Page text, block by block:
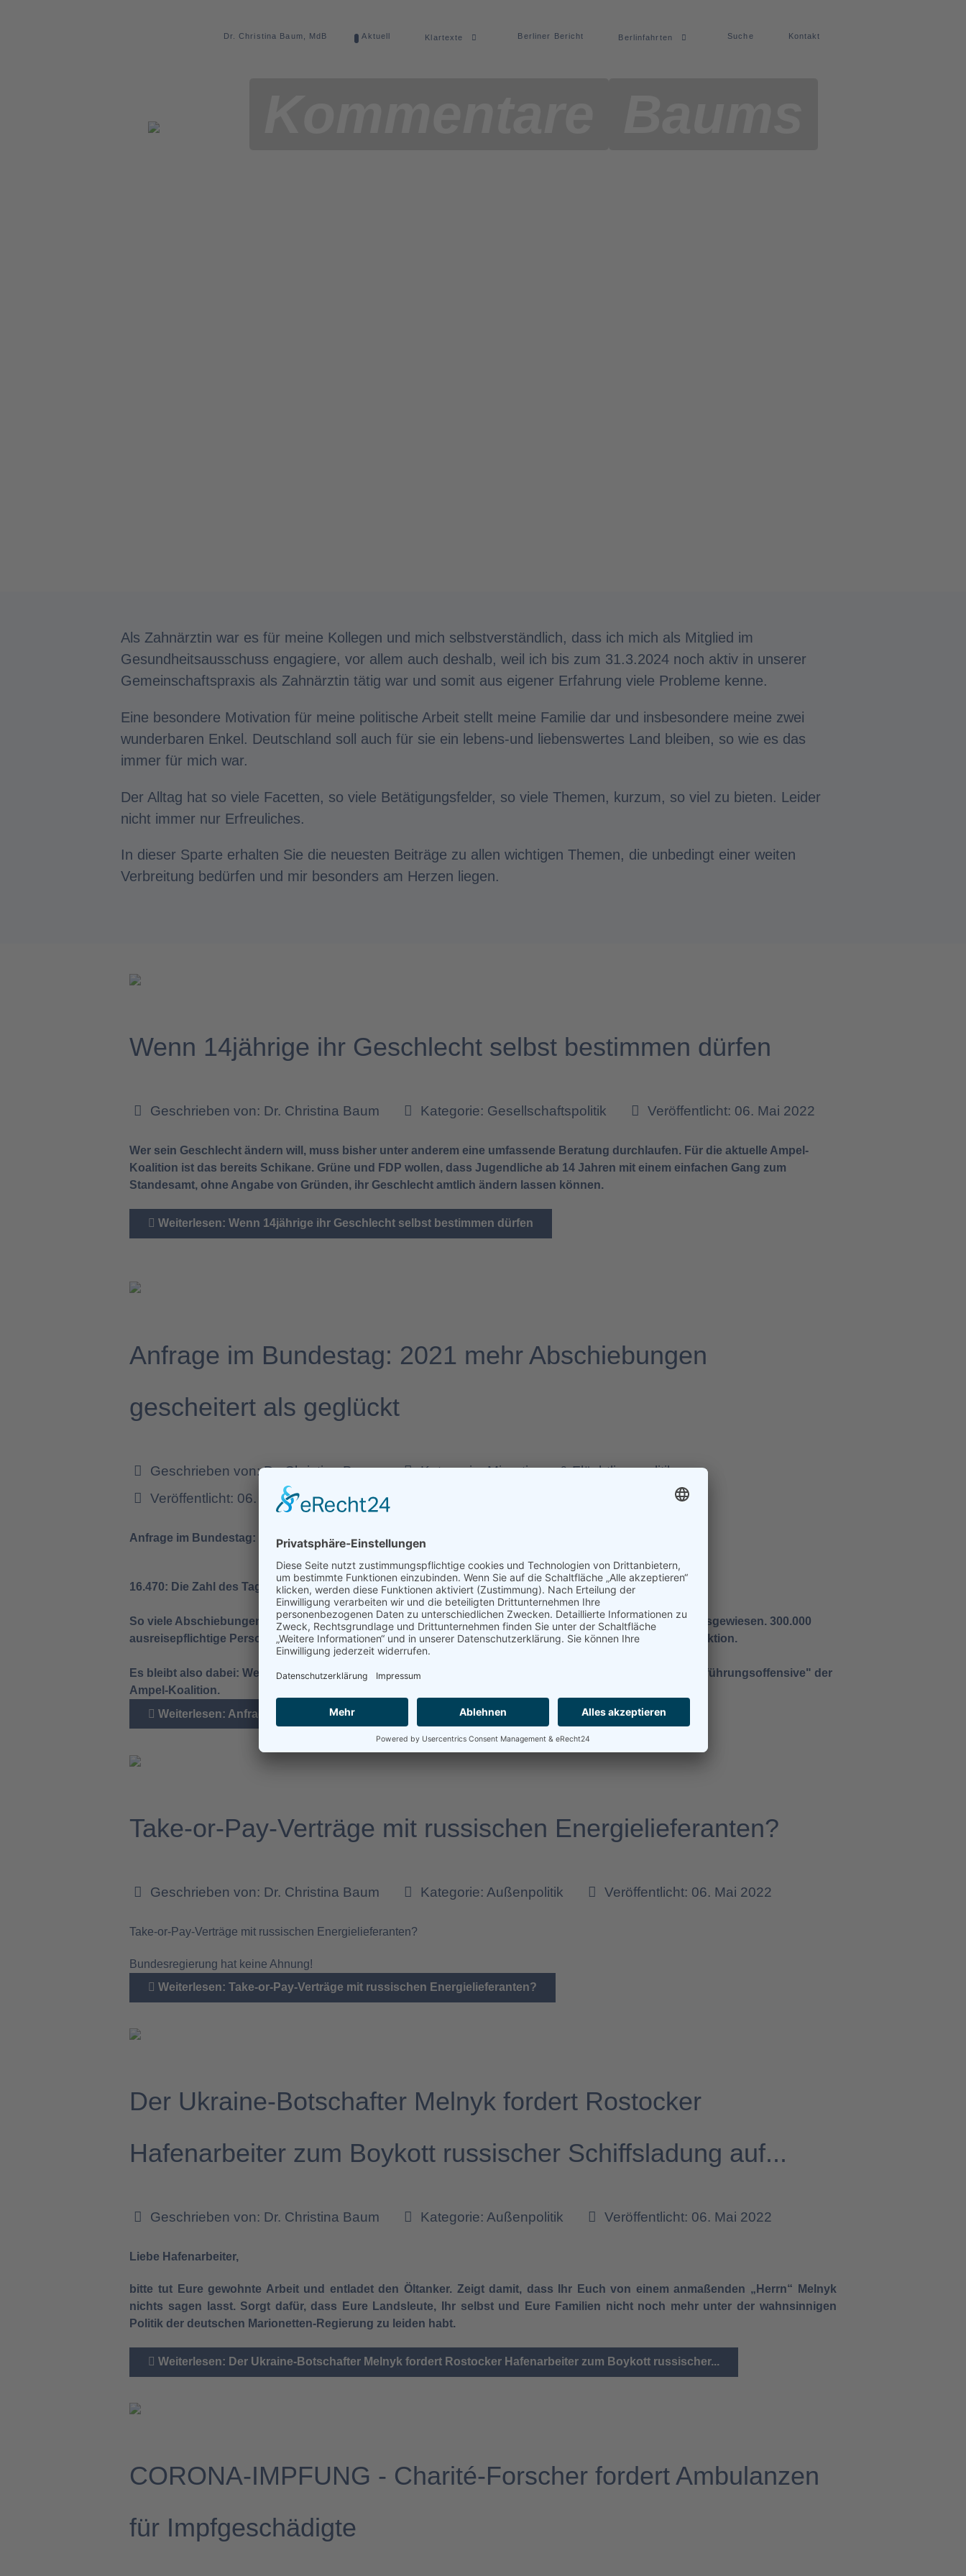
Dr. Christina Baum, MdB Aktuell Klartexte Berliner Bericht Berlinfahrten Suche Kontakt
Als Zahnärztin war es für meine Kollegen und mich selbstverständlich, dass ich mich als Mitglied im
Gesundheitsausschuss engagiere, vor allem auch deshalb, weil ich bis zum 31.3.2024 noch aktiv in unserer
Gemeinschaftspraxis als Zahnärztin tätig war und somit aus eigener Erfahrung viele Probleme kenne.
Eine besondere Motivation für meine politische Arbeit stellt meine Familie dar und insbesondere meine zwei
wunderbaren Enkel. Deutschland soll auch für sie ein lebens-und liebenswertes Land bleiben, so wie es das
immer für mich war.
Der Alltag hat so viele Facetten, so viele Betätigungsfelder, so viele Themen, kurzum, so viel zu bieten. Leider
nicht immer nur Erfreuliches.
In dieser Sparte erhalten Sie die neuesten Beiträge zu allen wichtigen Themen, die unbedingt einer weiten
Verbreitung bedürfen und mir besonders am Herzen liegen.
Wenn 14jährige ihr Geschlecht selbst bestimmen dürfen
Geschrieben von: Dr. Christina Baum Kategorie: Gesellschaftspolitik Veröffentlicht: 06. Mai 2022
Wer sein Geschlecht ändern will, muss bisher unter anderem eine umfassende Beratung durchlaufen. Für die aktuelle Ampel-
Koalition ist das bereits Schikane. Grüne und FDP wollen, dass Jugendliche ab 14 Jahren mit einem einfachen Gang zum
Standesamt, ohne Angabe von Gründen, ihr Geschlecht amtlich ändern lassen können.
Weiterlesen: Wenn 14jährige ihr Geschlecht selbst bestimmen dürfen
Anfrage im Bundestag: 2021 mehr Abschiebungen
gescheitert als geglückt
Geschrieben von:Dr. Christina Baum Kategorie:Migrations- & Flüchtlingspolitik
Veröffentlicht: 06. Mai 2022
Anfrage im Bundestag: 2021 mehr Abschiebungen gescheitert als geglückt
16.470: Die Zahl des Tages.
So viele Abschiebungen sind im vergangenen Jahr gescheitert. Im Gegenzug wurden 11.982 Ausländer ausgewiesen. 300.000
ausreisepflichtige Personen befinden sich in Deutschland. Das ergab eine Anfrage der AfD-Bundestagsfraktion.
Es bleibt also dabei: Wer illegal nach Deutschland einreist, der kann bleiben. Das ist die Bilanz der "#Rückführungsoffensive" der
Ampel-Koalition.
Weiterlesen: Anfrage im Bundestag: 2021 mehr Abschiebungen gescheitert als geglückt
Take-or-Pay-Verträge mit russischen Energielieferanten?
Geschrieben von: Dr. Christina Baum Kategorie:Außenpolitik Veröffentlicht: 06. Mai 2022
Take-or-Pay-Verträge mit russischen Energielieferanten?
Bundesregierung hat keine Ahnung!
Weiterlesen: Take-or-Pay-Verträge mit russischen Energielieferanten?
Der Ukraine-Botschafter Melnyk fordert Rostocker
Hafenarbeiter zum Boykott russischer Schiffsladung auf...
Geschrieben von: Dr. Christina Baum Kategorie:Außenpolitik Veröffentlicht: 06. Mai 2022
Liebe Hafenarbeiter,
bitte tut Eure gewohnte Arbeit und entladet den Öltanker. Zeigt damit, dass Ihr Euch von einem anmaßenden „Herrn“ Melnyk
nichts sagen lasst. Sorgt dafür, dass Eure Landsleute, Ihr selbst und Eure Familien nicht noch mehr unter der wahnsinnigen
Politik der deutschen Marionetten-Regierung zu leiden habt.
Weiterlesen: Der Ukraine-Botschafter Melnyk fordert Rostocker Hafenarbeiter zum Boykott russischer...
CORONA-IMPFUNG - Charité-Forscher fordert Ambulanzen
für Impfgeschädigte